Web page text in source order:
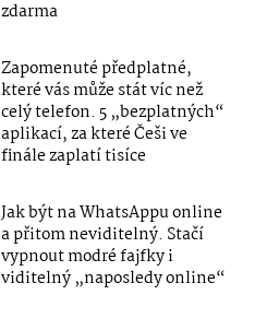
zdarma
Zapomenuté předplatné,
které vás může stát víc než
celý telefon. 5 „bezplatných“
aplikací, za které Češi ve
finále zaplatí tisíce
Jak být na WhatsAppu online
a přitom neviditelný. Stačí
vypnout modré fajfky i
viditelný „naposledy online“